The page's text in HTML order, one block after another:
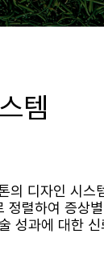
템
의 디자인 시스
정렬하여 증상
성과에 대한 신